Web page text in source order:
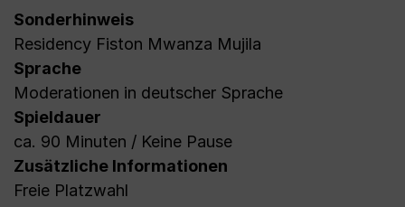
Sonderhinweis
Residency Fiston Mwanza Mujila
Sprache
Moderationen in deutscher Sprache
Spieldauer
ca. 90 Minuten / Keine Pause
Zusätzliche Informationen
Freie Platzwahl